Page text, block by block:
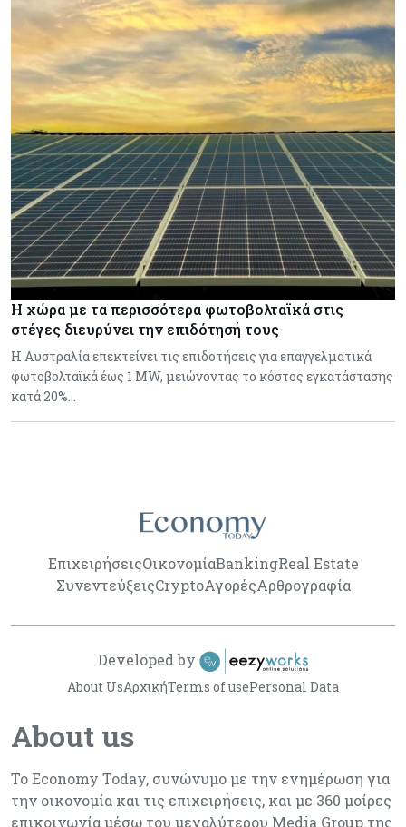
Η χώρα με τα περισσότερα φωτοβολταϊκά στις
στέγες διευρύνει την επιδότησή τους
Η Αυστραλία επεκτείνει τις επιδοτήσεις για επαγγελματικά
φωτοβολταϊκά έως 1 MW, μειώνοντας το κόστος εγκατάστασης
κατά 20%…
ΕπιχειρήσειςΟικονομίαBankingReal Estate
ΣυνεντεύξειςCryptoΑγορέςΑρθρογραφία
About us
Το Economy Today, συνώνυμο με την ενημέρωση για
την οικονομία και τις επιχειρήσεις, και με 360 μοίρες
επικοινωνία μέσω του μεγαλύτερου Media Group της
About UsΑρχικήTerms of usePersonal Data
Developed by